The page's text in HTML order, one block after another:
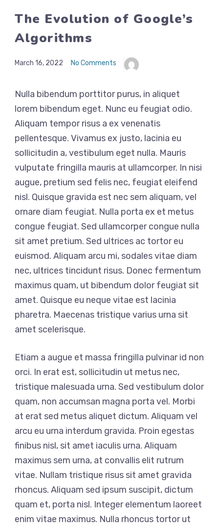
The Evolution of Google’s
Algorithms
March 16, 2022 No Comments
Nulla bibendum porttitor purus, in aliquet
lorem bibendum eget. Nunc eu feugiat odio.
Aliquam tempor risus a ex venenatis
pellentesque. Vivamus ex justo, lacinia eu
sollicitudin a, vestibulum eget nulla. Mauris
vulputate fringilla mauris at ullamcorper. In nisi
augue, pretium sed felis nec, feugiat eleifend
nisl. Quisque gravida est nec sem aliquam, vel
ornare diam feugiat. Nulla porta ex et metus
congue feugiat. Sed ullamcorper congue nulla
sit amet pretium. Sed ultrices ac tortor eu
euismod. Aliquam arcu mi, sodales vitae diam
nec, ultrices tincidunt risus. Donec fermentum
maximus quam, ut bibendum dolor feugiat sit
amet. Quisque eu neque vitae est lacinia
pharetra. Maecenas tristique varius urna sit
amet scelerisque.
Etiam a augue et massa fringilla pulvinar id non
orci. In erat est, sollicitudin ut metus nec,
tristique malesuada urna. Sed vestibulum dolor
quam, non accumsan magna porta vel. Morbi
at erat sed metus aliquet dictum. Aliquam vel
arcu eu urna interdum gravida. Proin egestas
finibus nisl, sit amet iaculis urna. Aliquam
maximus sem urna, at convallis elit rutrum
vitae. Nullam tristique risus sit amet gravida
rhoncus. Aliquam sed ipsum suscipit, dictum
quam et, porta nisl. Integer elementum laoreet
enim vitae maximus. Nulla rhoncus tortor ut